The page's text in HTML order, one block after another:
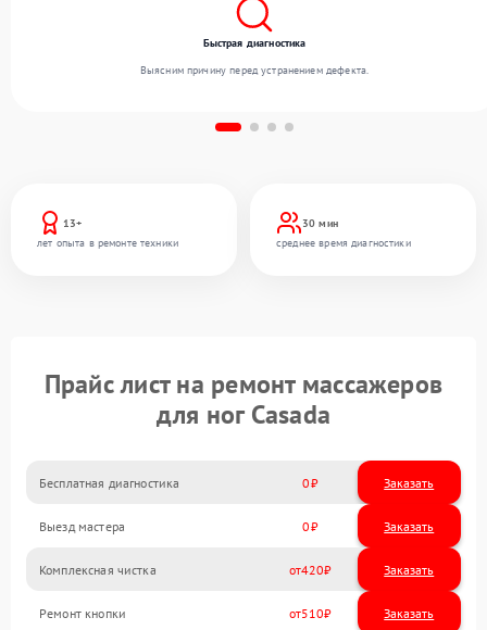
13+
лет опыта в ремонте техники
30 мин
среднее время диагностики
Быстрая диагностика
Выясним причину перед устранением дефекта.
Прайс лист на ремонт массажеров
для ног Casada
Бесплатная диагностика 0 Заказать
Выезд мастера 0 Заказать
Комплексная чистка 420
Ремонт кнопки 510